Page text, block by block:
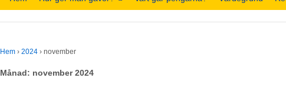
Hem › 2024 › november
Månad: november 2024